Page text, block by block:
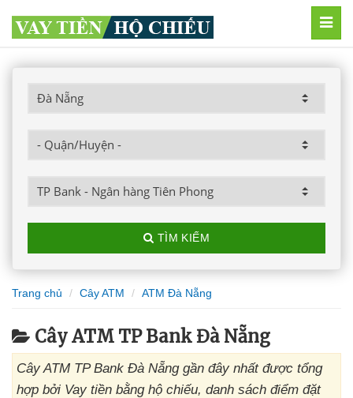
TÌM KIẾM
Trang chủ Cây ATM ATM Đà Nẵng
Cây ATM TP Bank Đà Nẵng
Cây ATM TP Bank Đà Nẵng gần đây nhất được tổng
hợp bởi Vay tiền bằng hộ chiếu, danh sách điểm đặt